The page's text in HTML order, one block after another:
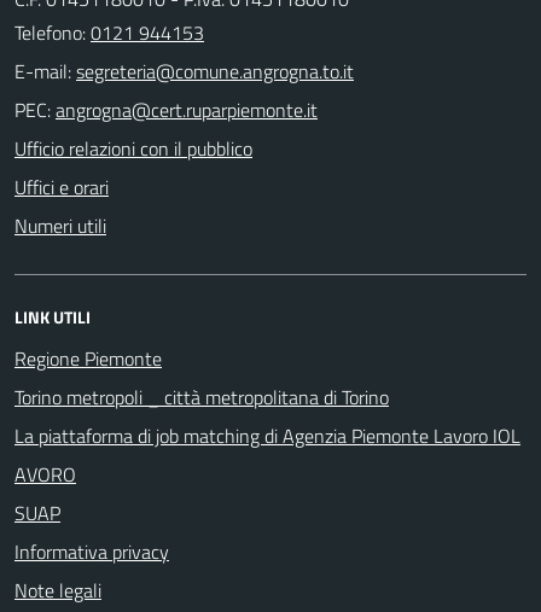
Telefono:0121 944153
E-mail:
PEC:
Ufficio relazioni con il pubblico
Uffici e orari
Numeri utili
LINK UTILI
Regione Piemonte
Torino metropoli _ città metropolitana di Torino
La piattaforma di job matching di Agenzia Piemonte Lavoro IOL
AVORO
SUAP
Informativa privacy
Note legali